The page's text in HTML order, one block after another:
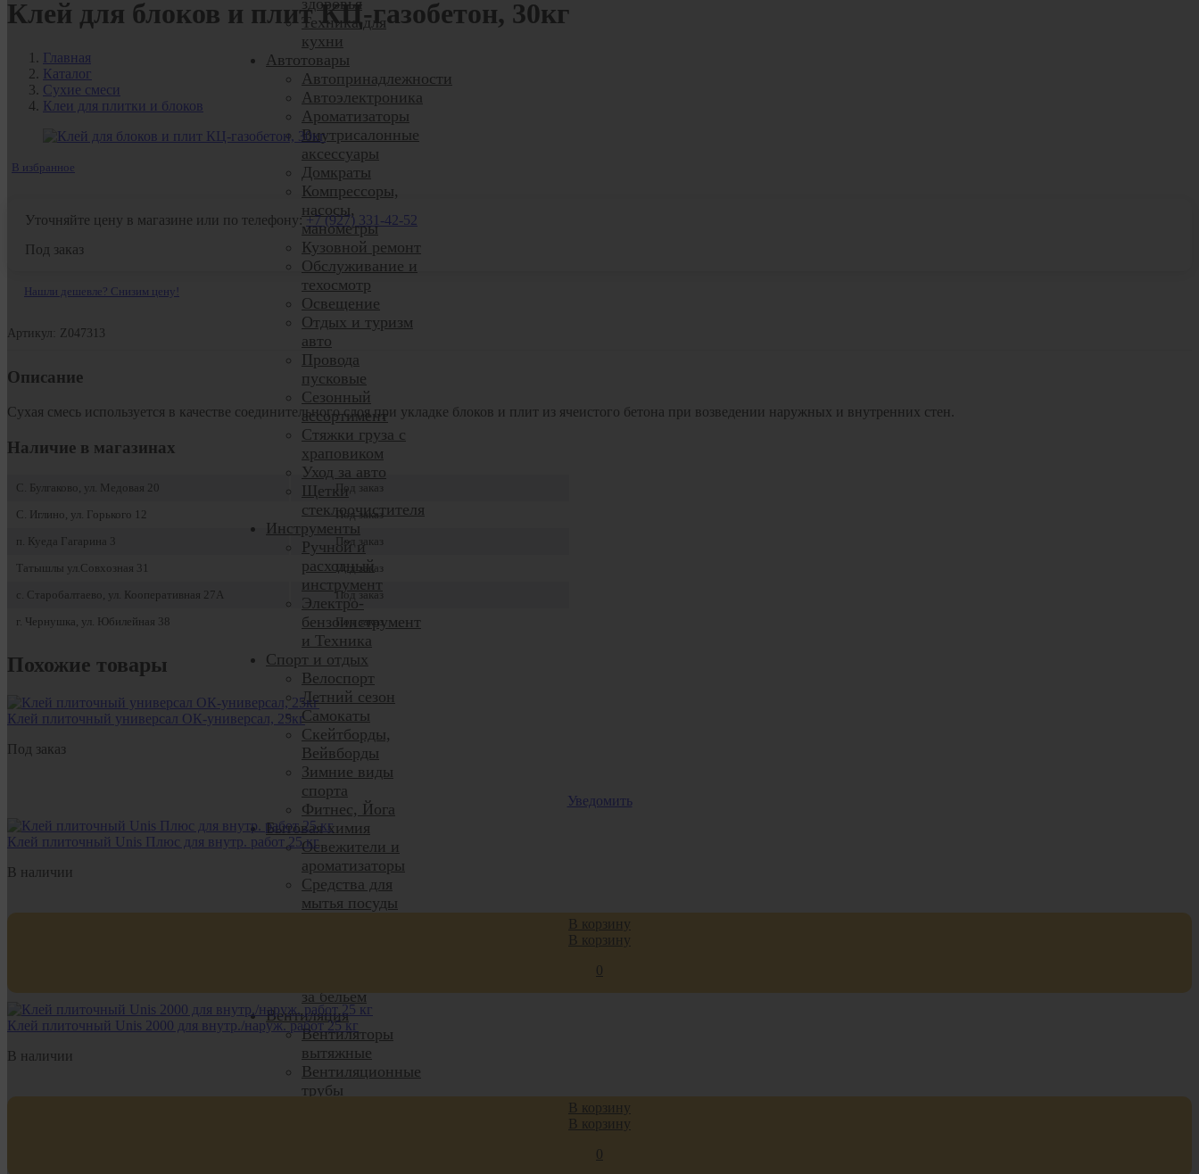
здоровья
Техника для
кухни
Автотовары
Автопринадлежности
Автоэлектроника
Ароматизаторы
Внутрисалонные
аксессуары
Домкраты
Компрессоры,
насосы,
манометры
Кузовной ремонт
Обслуживание и
техосмотр
Освещение
Отдых и туризм
авто
Провода
пусковые
Сезонный
ассортимент
Стяжки груза с
храповиком
Уход за авто
Щетки
стеклоочистителя
Инструменты
Ручной и
расходный
инструмент
Электро-
бензоинструмент
и Техника
Спорт и отдых
Велоспорт
Летний сезон
Самокаты
Скейтборды,
Вейвборды
Зимние виды
спорта
Фитнес, Йога
Бытовая химия
Освежители и
ароматизаторы
Средства для
мытья посуды
за бельём
Вентиляция
Вентиляторы
вытяжные
Вентиляционные
трубы
Клей для блоков и плит КЦ-газобетон, 30кг
Главная
Каталог
Сухие смеси
Клеи для плитки и блоков
В избранное
Уточняйте цену в магазине или по телефону:+7 (927) 331-42-52
Под заказ
Нашли дешевле? Снизим цену!
Артикул: Z047313
Описание
Сухая смесь используется в качестве соединительного слоя при укладке блоков и плит из ячеистого бетона при возведении наружных и внутренних стен.
Наличие в магазинах
С. Булгаково, ул. Медовая 20
Под заказ
С. Иглино, ул. Горького 12
Под заказ
п. Куеда Гагарина 3
Под заказ
Татышлы ул.Совхозная 31
Под заказ
с. Старобалтаево, ул. Кооперативная 27А
Под заказ
г. Чернушка, ул. Юбилейная 38
Под заказ
Похожие товары
Клей плиточный универсал ОК-универсал, 25кг
Под заказ
Уведомить
Клей плиточный Unis Плюс для внутр. работ 25 кг
В наличии
В корзину
В корзину
0
Клей плиточный Unis 2000 для внутр./наруж. работ 25 кг
В наличии
В корзину
В корзину
0